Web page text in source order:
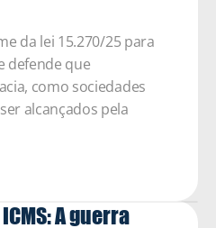
da lei 15.270/25 para
defende que
como sociedades
alcançados pela
A guerra